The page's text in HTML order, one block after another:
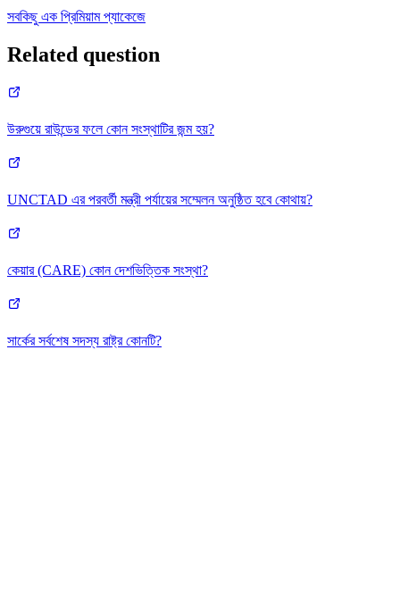
সবকিছু এক প্রিমিয়াম প্যাকেজে
Related question
উরুগুয়ে রাউন্ডের ফলে কোন সংস্থাটির জন্ম হয়?
UNCTAD এর পরবর্তী মন্ত্রী পর্যায়ের সম্মেলন অনুষ্ঠিত হবে কোথায়?
কেয়ার (CARE) কোন দেশভিত্তিক সংস্থা?
সার্কের সর্বশেষ সদস্য রাষ্ট্র কোনটি?